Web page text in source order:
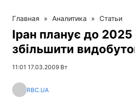
Главная » Аналитика » Статьи
Іран планує до 2025
збільшити
11:01 17.03.2009 Вт
RBC.UA